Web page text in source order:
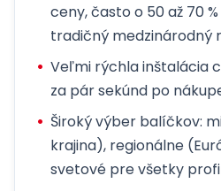
ceny, často o 50 až 70
tradičný medzinárodný
Veľmi rýchla inštalácia
za pár sekúnd po
Široký výber balíčkov:
krajina), regionálne
svetové pre všetky